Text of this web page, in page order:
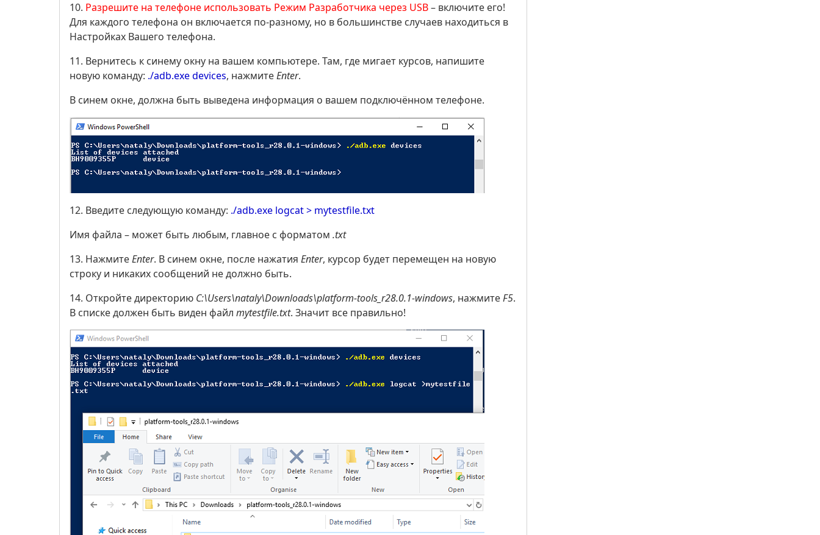
10. Разрешите на телефоне использовать Режим Разработчика через USB– включите его!
Для каждого телефона он включается по-разному, но в большинстве случаев находиться в
Настройках Вашего телефона.
11. Вернитесь к синему окну на вашем компьютере. Там, где мигает курсов, напишите
новую команду: ./adb.exe devices, нажмитеEnter.
В синем окне, должна быть выведена информация о вашем подключённом телефоне.
12. Введите следующую команду: ./adb.exe logcat > mytestfile.txt
Имя файла – может быть любым, главное с форматом .txt
13. НажмитеEnter. В синем окне, после нажатия Enter, курсор будет перемещен на новую
строку и никаких сообщений не должно быть.
14. Откройте директорию C:\Users\nataly\Downloads\platform-tools_r28.0.1-windows, нажмитеF5.
В списке должен быть виден файл mytestfile.txt. Значит все правильно!